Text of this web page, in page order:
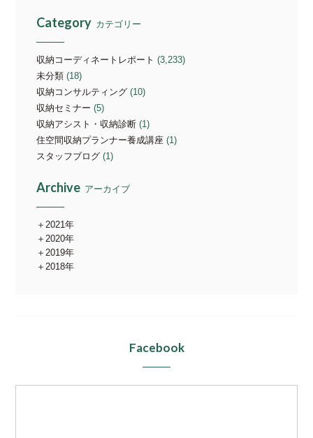
Category カテゴリー
収納コーディネートレポート (3,233)
未分類 (18)
収納コンサルティング (10)
収納セミナー (5)
収納アシスト・収納診断 (1)
住空間収納プランナー養成講座 (1)
スタッフブログ (1)
Archive アーカイブ
2021年
2020年
2019年
2018年
Facebook